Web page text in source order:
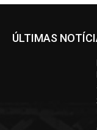
ÚLTIMAS